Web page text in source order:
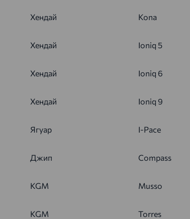
Хендай Kona
Хендай Ioniq 5
Хендай Ioniq 6
Хендай Ioniq 9
Ягуар I-Pace
Джип Compass
KGM Musso
KGM Torres